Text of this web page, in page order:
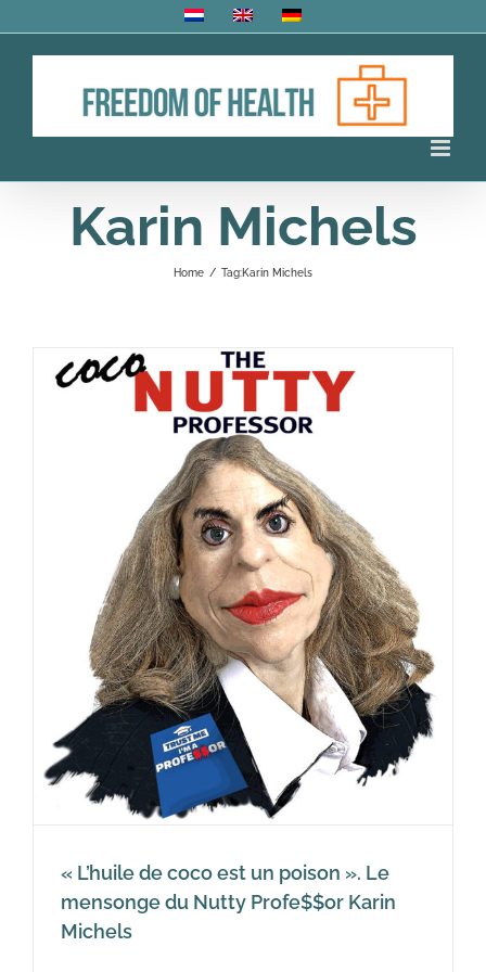
to
Karin Michels
Home / Tag:Karin Michels
« L’huile de coco est un poison ». Le
mensonge du Nutty Profe$$or Karin
Michels